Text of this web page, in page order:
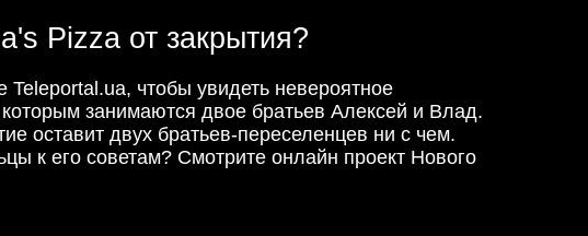
Pizza от закрытия?
Teleportal.ua, чтобы увидеть невероятное
занимаются двое братьев Алексей и Влад.
оставит двух братьев-переселенцев ни с чем.
к его советам? Смотрите онлайн проект Нового